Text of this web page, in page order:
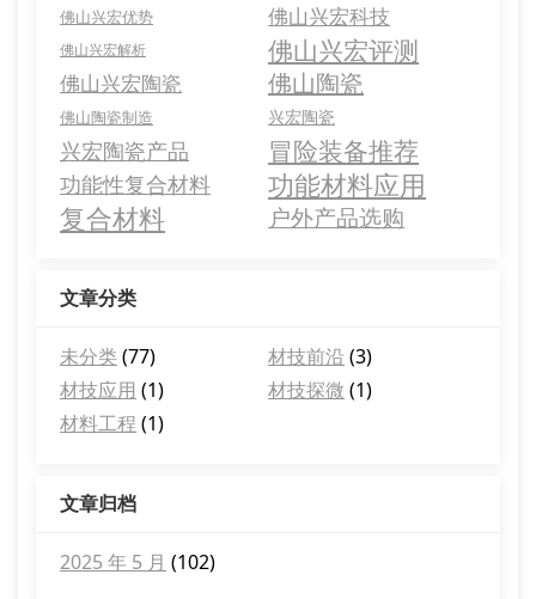
佛山兴宏优势 佛山兴宏科技
佛山兴宏解析 佛山兴宏评测
佛山兴宏陶瓷 佛山陶瓷
佛山陶瓷制造 兴宏陶瓷
兴宏陶瓷产品 冒险装备推荐
功能性复合材料
功能材料应用
复合材料
户外产品选购
文章分类
未分类(77) 材技前沿 (3)
材技应用 (1) 材技探微 (1)
材料工程 (1)
文章归档
2025 年 5 月 (102)